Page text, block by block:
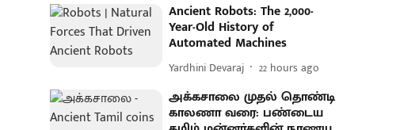
Ancient Robots: The 2,000-
Year-Old History of
Automated Machines
Yardhini Devaraj 22 hours ago
அக்கசாலை முதல் தொண்டி
காலணா வரை: பண்டைய